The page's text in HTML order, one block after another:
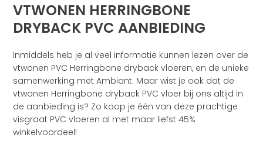
VTWONEN HERRINGBONE
DRYBACK PVC AANBIEDING
Inmiddels heb je al veel informatie kunnen lezen over de
vtwonen PVC Herringbone dryback vloeren, en de unieke
samenwerking met Ambiant. Maar wist je ook dat de
vtwonen Herringbone dryback PVC vloer bij ons altijd in
de aanbieding is? Zo koop je één van deze prachtige
visgraat PVC vloeren al met maar liefst 45%
winkelvoordeel!